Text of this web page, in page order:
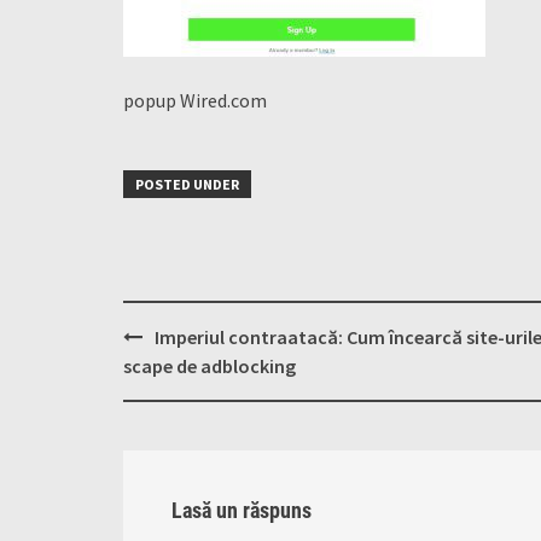
popup Wired.com
POSTED UNDER
Post
navigation
Imperiul contraatacă: Cum încearcă site-
scape de adblocking
Lasă un răspuns